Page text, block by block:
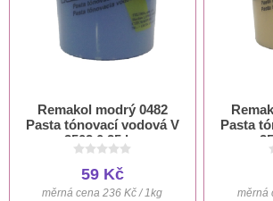
Remakol modrý 0482
Pasta tónovací vodová V
3502 0,25 kg
59 Kč
měrná cena 236 Kč / 1kg
Pasta
měrná